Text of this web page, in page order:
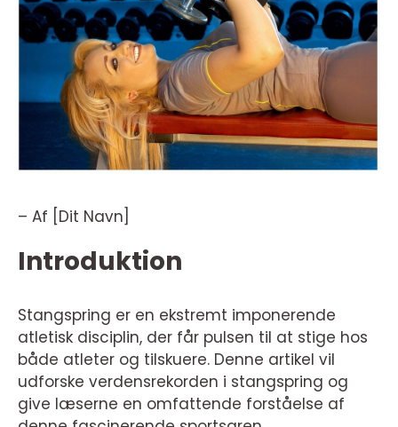
– Af [Dit Navn]
Introduktion
Stangspring er en ekstremt imponerende
atletisk disciplin, der får pulsen til at stige hos
både atleter og tilskuere. Denne artikel vil
udforske verdensrekorden i stangspring og
give læserne en omfattende forståelse af